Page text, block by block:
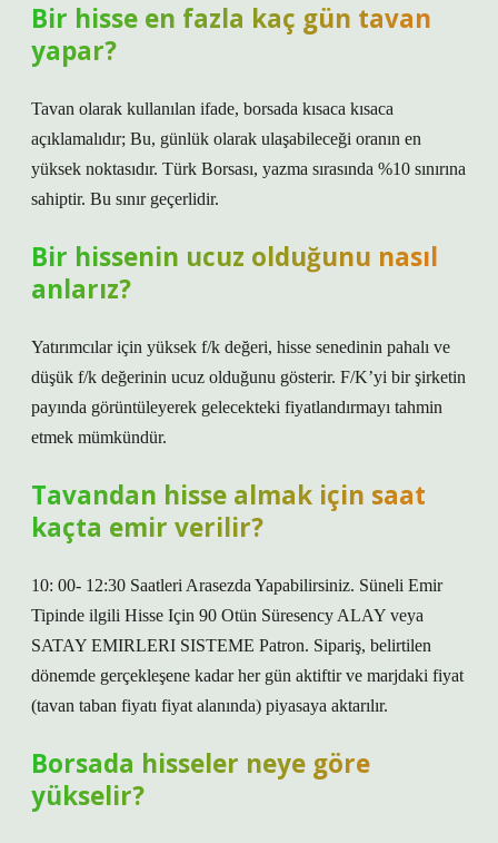
Bir hisse en fazla kaç gün tavan
yapar?
Tavan olarak kullanılan ifade, borsada kısaca kısaca
açıklamalıdır; Bu, günlük olarak ulaşabileceği oranın en
yüksek noktasıdır. Türk Borsası, yazma sırasında %10 sınırına
sahiptir. Bu sınır geçerlidir.
Bir hissenin ucuz olduğunu nasıl
anlarız?
Yatırımcılar için yüksek f/k değeri, hisse senedinin pahalı ve
düşük f/k değerinin ucuz olduğunu gösterir. F/K’yi bir şirketin
payında görüntüleyerek gelecekteki fiyatlandırmayı tahmin
etmek mümkündür.
Tavandan hisse almak için saat
kaçta emir verilir?
10: 00- 12:30 Saatleri Arasezda Yapabilirsiniz. Süneli Emir
Tipinde ilgili Hisse Için 90 Otün Süresency ALAY veya
SATAY EMIRLERI SISTEME Patron. Sipariş, belirtilen
dönemde gerçekleşene kadar her gün aktiftir ve marjdaki fiyat
(tavan taban fiyatı fiyat alanında) piyasaya aktarılır.
Borsada hisseler neye göre
yükselir?